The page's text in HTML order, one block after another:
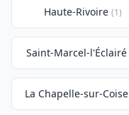
Haute-Rivoire (1)
Saint-Marcel-l'Éclairé
La Chapelle-sur-Coise